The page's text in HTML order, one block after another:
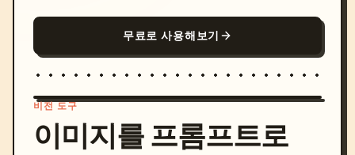
무료로 사용해보기
비전 도구
이미지를 프롬프트로